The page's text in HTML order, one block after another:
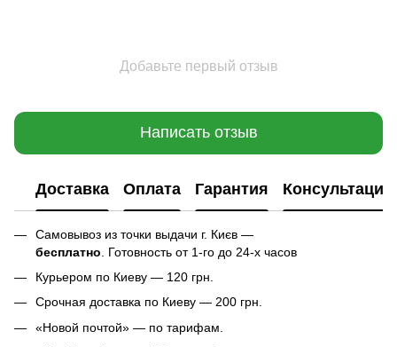
Добавьте первый отзыв
Написать отзыв
Доставка Оплата Гарантия Консультация
Самовывоз из точки выдачи г. Києв —
бесплатно . Готовность от 1-го до 24-х часов
Курьером по Киеву — 120 грн.
Срочная доставка по Киеву — 200 грн.
«Новой почтой» — по тарифам.